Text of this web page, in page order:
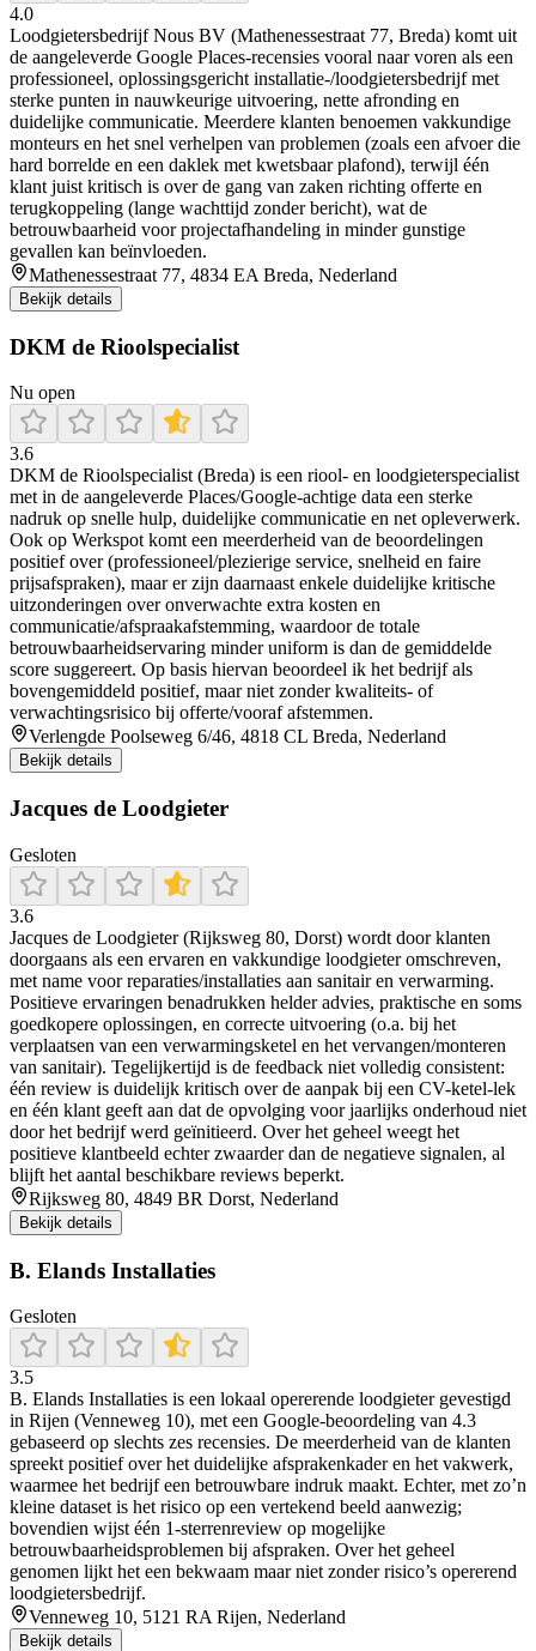
4.0
Loodgietersbedrijf Nous BV (Mathenessestraat 77, Breda) komt uit
de aangeleverde Google Places-recensies vooral naar voren als een
professioneel, oplossingsgericht installatie-/loodgietersbedrijf met
sterke punten in nauwkeurige uitvoering, nette afronding en
duidelijke communicatie. Meerdere klanten benoemen vakkundige
monteurs en het snel verhelpen van problemen (zoals een afvoer die
hard borrelde en een daklek met kwetsbaar plafond), terwijl één
klant juist kritisch is over de gang van zaken richting offerte en
terugkoppeling (lange wachttijd zonder bericht), wat de
betrouwbaarheid voor projectafhandeling in minder gunstige
gevallen kan beïnvloeden.
Mathenessestraat 77, 4834 EA Breda, Nederland
Bekijk details
DKM de Rioolspecialist
Nu open
3.6
DKM de Rioolspecialist (Breda) is een riool- en loodgieterspecialist
met in de aangeleverde Places/Google-achtige data een sterke
nadruk op snelle hulp, duidelijke communicatie en net opleverwerk.
Ook op Werkspot komt een meerderheid van de beoordelingen
positief over (professioneel/plezierige service, snelheid en faire
prijsafspraken), maar er zijn daarnaast enkele duidelijke kritische
uitzonderingen over onverwachte extra kosten en
communicatie/afspraakafstemming, waardoor de totale
betrouwbaarheidservaring minder uniform is dan de gemiddelde
score suggereert. Op basis hiervan beoordeel ik het bedrijf als
bovengemiddeld positief, maar niet zonder kwaliteits- of
verwachtingsrisico bij offerte/vooraf afstemmen.
Verlengde Poolseweg 6/46, 4818 CL Breda, Nederland
Bekijk details
Jacques de Loodgieter
Gesloten
3.6
Jacques de Loodgieter (Rijksweg 80, Dorst) wordt door klanten
doorgaans als een ervaren en vakkundige loodgieter omschreven,
met name voor reparaties/installaties aan sanitair en verwarming.
Positieve ervaringen benadrukken helder advies, praktische en soms
goedkopere oplossingen, en correcte uitvoering (o.a. bij het
verplaatsen van een verwarmingsketel en het vervangen/monteren
van sanitair). Tegelijkertijd is de feedback niet volledig consistent:
één review is duidelijk kritisch over de aanpak bij een CV-ketel-lek
en één klant geeft aan dat de opvolging voor jaarlijks onderhoud niet
door het bedrijf werd geïnitieerd. Over het geheel weegt het
positieve klantbeeld echter zwaarder dan de negatieve signalen, al
blijft het aantal beschikbare reviews beperkt.
Rijksweg 80, 4849 BR Dorst, Nederland
Bekijk details
B. Elands Installaties
Gesloten
3.5
B. Elands Installaties is een lokaal opererende loodgieter gevestigd
in Rijen (Venneweg 10), met een Google-beoordeling van 4.3
gebaseerd op slechts zes recensies. De meerderheid van de klanten
spreekt positief over het duidelijke afsprakenkader en het vakwerk,
waarmee het bedrijf een betrouwbare indruk maakt. Echter, met zo’n
kleine dataset is het risico op een vertekend beeld aanwezig;
bovendien wijst één 1-sterrenreview op mogelijke
betrouwbaarheidsproblemen bij afspraken. Over het geheel
genomen lijkt het een bekwaam maar niet zonder risico’s opererend
loodgietersbedrijf.
Venneweg 10, 5121 RA Rijen, Nederland
Bekijk details